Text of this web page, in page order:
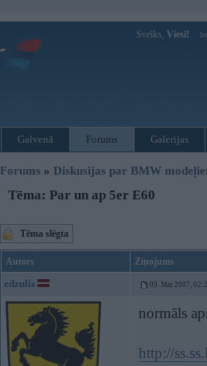
Sveiks, Viesi!
Galvenā Forums Galerijas
Forums » Diskusijas par BMW
Tēma: Par un ap 5er E60
Tēma slēgta
Autors Ziņojums
edzulis 09. Mar 2007,
normāls
http://